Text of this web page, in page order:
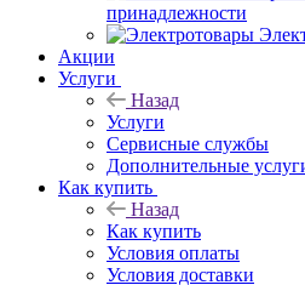
принадлежности
Акции
Услуги
Назад
Услуги
Сервисные службы
Дополнительные
Как купить
Назад
Как купить
Условия оплаты
Условия доставки